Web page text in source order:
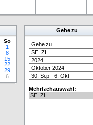
So
1
8
15
22
29
6
Gehe zu
Mehrfachauswahl: